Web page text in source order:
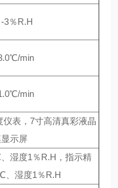
-3％R.H
min
min
仪表，7寸高清真彩液晶
示屏
湿度1％R.H，指示精
、湿度1％R.H